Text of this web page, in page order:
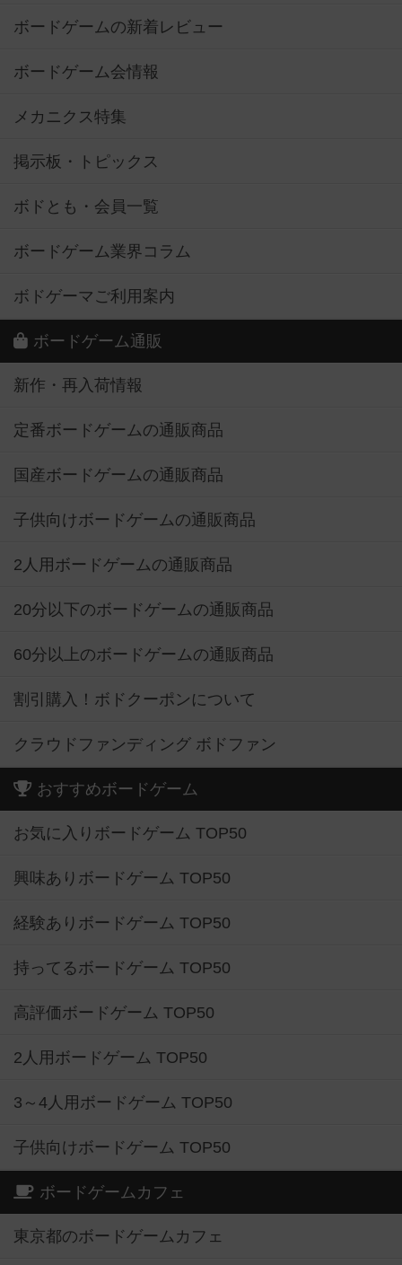
ボードゲームの新着レビュー
ボードゲーム会情報
メカニクス特集
掲示板・トピックス
ボドとも・会員一覧
ボードゲーム業界コラム
ボドゲーマご利用案内
ボードゲーム通販
新作・再入荷情報
定番ボードゲームの通販商品
国産ボードゲームの通販商品
子供向けボードゲームの通販商品
2人用ボードゲームの通販商品
20分以下のボードゲームの通販商品
60分以上のボードゲームの通販商品
割引購入！ボドクーポンについて
クラウドファンディング ボドファン
おすすめボードゲーム
お気に入りボードゲーム TOP50
興味ありボードゲーム TOP50
経験ありボードゲーム TOP50
持ってるボードゲーム TOP50
高評価ボードゲーム TOP50
2人用ボードゲーム TOP50
3～4人用ボードゲーム TOP50
子供向けボードゲーム TOP50
ボードゲームカフェ
東京都のボードゲームカフェ